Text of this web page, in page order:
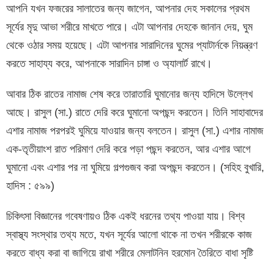
আপনি যখন ফজরের সালাতের জন্য জাগেন, আপনার দেহ সকালের প্রথম
সূর্যের মৃদু আভা শরীরে মাখতে পারে। এটা আপনার দেহকে জানান দেয়, ঘুম
থেকে ওঠার সময় হয়েছে। এটা আপনার সারাদিনের ঘুমের প্যাটার্নকে নিয়ন্ত্রণ
করতে সাহায্য করে, আপনাকে সারাদিন চাঙ্গা ও অ্যালার্ট রাখে।
আবার ঠিক রাতের নামাজ শেষ করে তারাতারি ঘুমানোর জন্য হাদিসে উল্লেখ
আছে। রাসুল (সা.) রাতে দেরি করে ঘুমানো অপছন্দ করতেন। তিনি সাহাবাদের
এশার নামাজ পরপরই ঘুমিয়ে যাওয়ার জন্য বলতেন। রাসুল (সা.) এশার নামাজ
এক-তৃতীয়াংশ রাত পরিমাণ দেরি করে পড়া পছন্দ করতেন, আর এশার আগে
ঘুমানো এবং এশার পর না ঘুমিয়ে গল্পগুজব করা অপছন্দ করতেন। (সহিহ বুখারি,
হাদিস : ৫৯৯)
চিকিৎসা বিজ্ঞানের গবেষণায়ও ঠিক একই ধরনের তথ্য পাওয়া যায়। বিশ্ব
স্বাস্থ্য সংস্থার তথ্য মতে, যখন সূর্যের আলো থাকে না তখন শরীরকে কাজ
করতে বাধ্য করা বা জাগিয়ে রাখা শরীরে মেলাটনিন হরমোন তৈরিতে বাধা সৃষ্টি